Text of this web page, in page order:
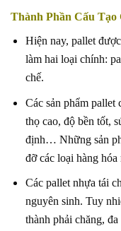
Thành Phần Cấu Tạo
Hiện nay, pallet
làm hai loại chính:
chế.
Các sản phẩm pallet
thọ cao, độ bền tốt,
định… Những sản
đỡ các loại hàng
Các pallet nhựa tái
nguyên sinh. Tuy
thành phải chăng,